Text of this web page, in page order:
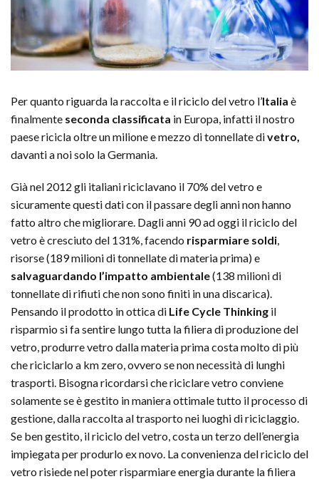
Per quanto riguarda la raccolta e il riciclo del vetro l’Italia è
finalmente seconda classificata in Europa, infatti il nostro
paese ricicla oltre un milione e mezzo di tonnellate divetro,
davanti a noi solo la Germania.
Già nel 2012 gli italiani riciclavano il 70% del vetro e
sicuramente questi dati con il passare degli anni non hanno
fatto altro che migliorare. Dagli anni 90 ad oggi il riciclo del
vetro è cresciuto del 131%, facendo risparmiare soldi
risorse (189 milioni di tonnellate di materia prima) e
salvaguardando l’impatto ambientale(138 milioni di
tonnellate di rifiuti che non sono finiti in una discarica).
Pensando il prodotto in ottica di Life Cycle Thinking il
risparmio si fa sentire lungo tutta la filiera di produzione del
vetro, produrre vetro dalla materia prima costa molto di più
che riciclarlo a km zero, ovvero se non necessità di lunghi
trasporti. Bisogna ricordarsi che riciclare vetro conviene
solamente se è gestito in maniera ottimale tutto il processo di
gestione, dalla raccolta al trasporto nei luoghi di riciclaggio.
Se ben gestito, il riciclo del vetro, costa un terzo dell’energia
impiegata per produrlo ex novo. La convenienza del riciclo del
vetro risiede nel poter risparmiare energia durante la filiera